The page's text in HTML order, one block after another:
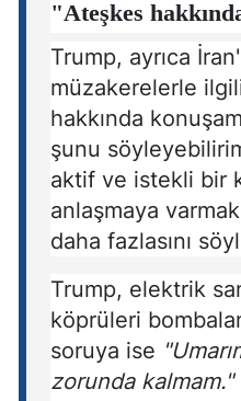
"Ateşkes
Trump, ayrıca
müzakerelerle
hakkında
şunu
aktif ve istekli bir
anlaşmaya
daha fazlasını
Trump, elektrik
köprüleri
soruya ise
zorunda kalmam."